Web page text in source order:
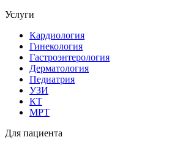
Услуги
Кардиология
Гинекология
Гастроэнтерология
Дерматология
Педиатрия
УЗИ
КТ
МРТ
Для пациента